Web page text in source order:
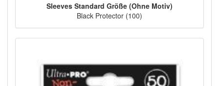
Sleeves Standard Größe (Ohne Motiv)
Black Protector (100)